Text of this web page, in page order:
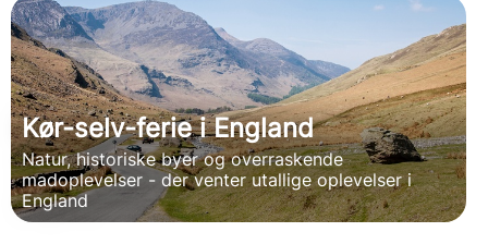
Kør-selv-ferie i England
Natur, historiske byer og overraskende
madoplevelser - der venter utallige oplevelser i
England